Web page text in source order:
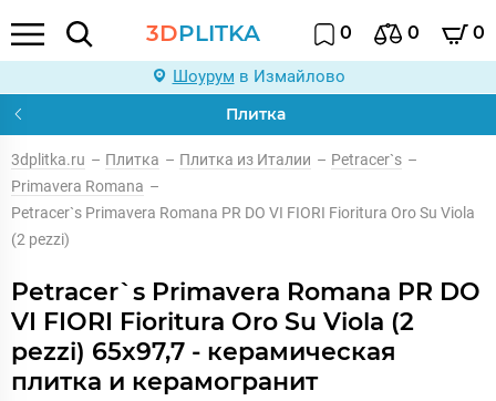
3DPLITKA 0 0 0
Шоурум в Измайлово
Плитка
3dplitka.ru – Плитка – Плитка из Италии – Petracer`s –
Primavera Romana –
Petracer`s Primavera Romana PR DO VI FIORI Fioritura Oro Su Viola
(2 pezzi)
Petracer`s Primavera Romana PR DO
VI FIORI Fioritura Oro Su Viola (2
pezzi) 65x97,7 - керамическая
плитка и керамогранит